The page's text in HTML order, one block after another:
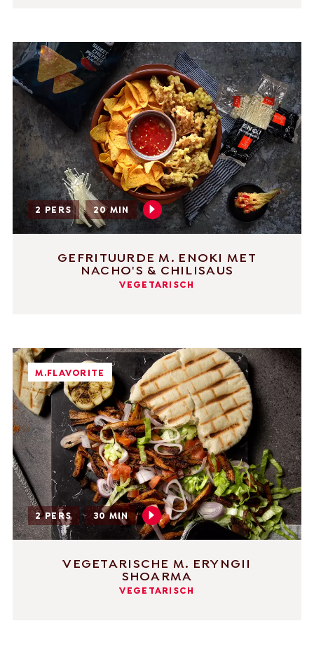
2 PERS 20 MIN
GEFRITUURDE M. ENOKI MET
NACHO'S & CHILISAUS
VEGETARISCH
M.FLAVORITE
2 PERS 30 MIN
VEGETARISCHE M. ERYNGII
SHOARMA
VEGETARISCH